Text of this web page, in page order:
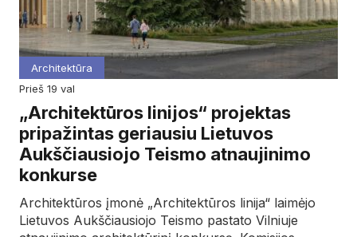
Architektūra
prieš 19 val
„Architektūros linijos“ projektas
pripažintas geriausiu Lietuvos
Aukščiausiojo Teismo atnaujinimo
konkurse
Architektūros įmonė „Architektūros linija“ laimėjo
Lietuvos Aukščiausiojo Teismo pastato Vilniuje